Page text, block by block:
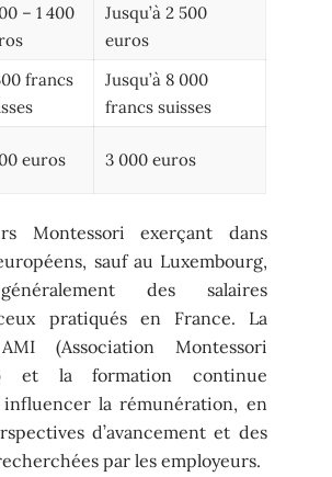
– 1 400
Jusqu’à 2 500
euros
francs
Jusqu’à 8 000
francs suisses
euros 3 000 euros
Montessori exerçant dans
sauf au Luxembourg,
des salaires
pratiqués en France. La
(Association Montessori
et la formation continue
influencer la rémunération, en
d’avancement et des
par les employeurs.